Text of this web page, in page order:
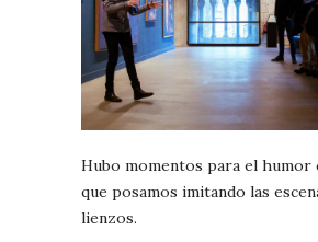
Hubo momentos para el humor
que posamos imitando las
lienzos.